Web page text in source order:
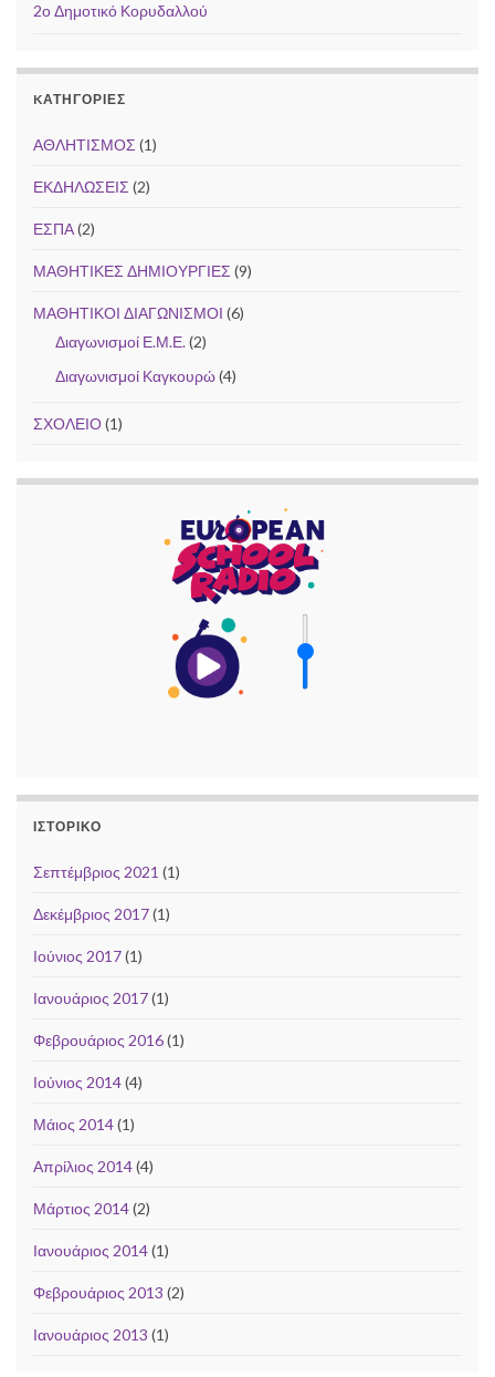
2ο Δημοτικό Κορυδαλλού
KΑΤΗΓΟΡΊΕΣ
ΑΘΛΗΤΙΣΜΟΣ (1)
ΕΚΔΗΛΩΣΕΙΣ (2)
ΕΣΠΑ(2)
ΜΑΘΗΤΙΚΕΣ ΔΗΜΙΟΥΡΓΙΕΣ (9)
ΜΑΘΗΤΙΚΟΙ ΔΙΑΓΩΝΙΣΜΟΙ (6)
Διαγωνισμοί Ε.Μ.Ε.(2)
Διαγωνισμοί Καγκουρώ(4)
ΣΧΟΛΕΙΟ(1)
ΙΣΤΟΡΙΚΌ
Σεπτέμβριος 2021 (1)
Δεκέμβριος 2017(1)
Ιούνιος 2017(1)
Ιανουάριος 2017(1)
Φεβρουάριος 2016(1)
Ιούνιος 2014(4)
Μάιος 2014(1)
Απρίλιος 2014(4)
Μάρτιος 2014(2)
Ιανουάριος 2014(1)
Φεβρουάριος 2013 (2)
Ιανουάριος 2013 (1)